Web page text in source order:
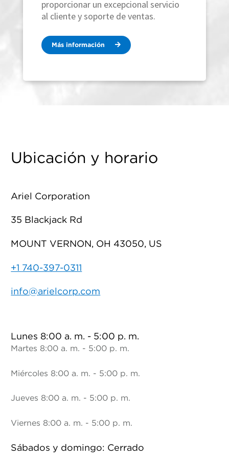
proporcionar un excepcional servicio
al cliente y soporte de ventas.
Más información
Ubicación y horario
Ariel Corporation
35 Blackjack Rd
MOUNT VERNON, OH 43050, US
+1 740-397-0311
info@arielcorp.com
Lunes 8:00 a. m. - 5:00 p. m.
Martes 8:00 a. m. - 5:00 p. m.
Miércoles 8:00 a. m. - 5:00 p. m.
Jueves 8:00 a. m. - 5:00 p. m.
Viernes 8:00 a. m. - 5:00 p. m.
Sábados y domingo: Cerrado